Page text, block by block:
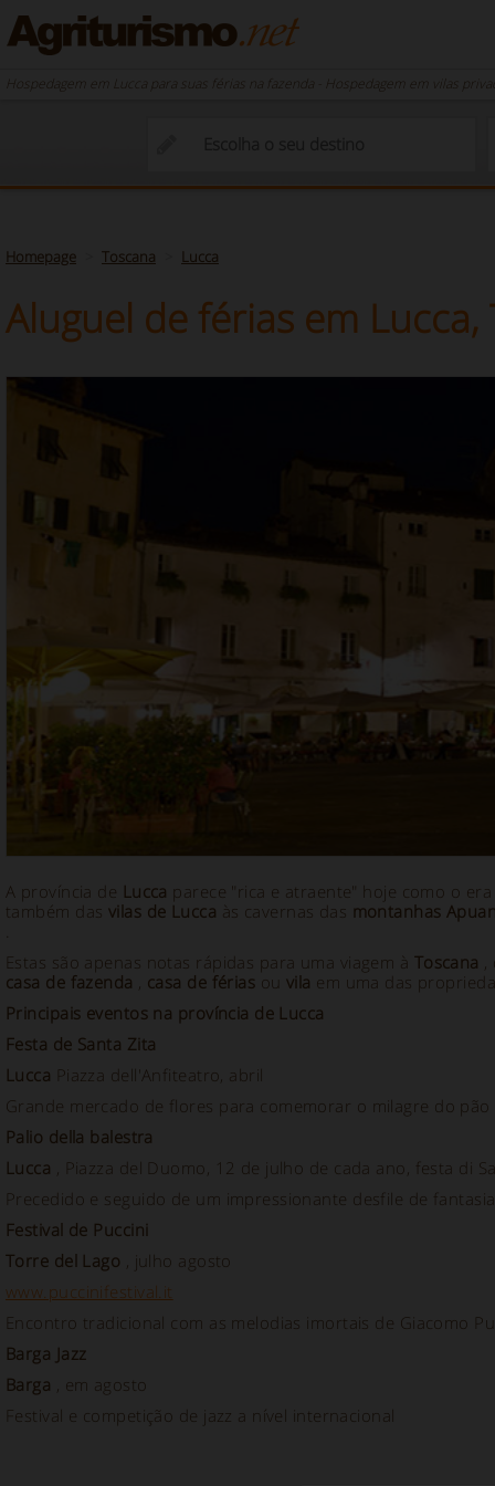
Hospedagem em Lucca para suas férias na fazenda - Hospedagem em vilas
Homepage Toscana Lucca
Aluguel de férias em Lucca,
A província de Lucca parece "rica e atraente" hoje como o
também das vilas de Lucca às cavernas das montanhas
.
Estas são apenas notas rápidas para uma viagem à Toscana ,
casa de fazenda , casa de férias ou vila em uma das
Principais eventos na província de Lucca
Festa de Santa Zita
Lucca Piazza dell'Anfiteatro, abril
Grande mercado de flores para comemorar o milagre do
Palio della balestra
Lucca , Piazza del Duomo, 12 de julho de cada ano, festa di
Precedido e seguido de um impressionante desfile de
Festival de Puccini
Torre del Lago , julho agosto
www.puccinifestival.it
Encontro tradicional com as melodias imortais de Giacomo
Barga Jazz
Barga , em agosto
Festival e competição de jazz a nível internacional